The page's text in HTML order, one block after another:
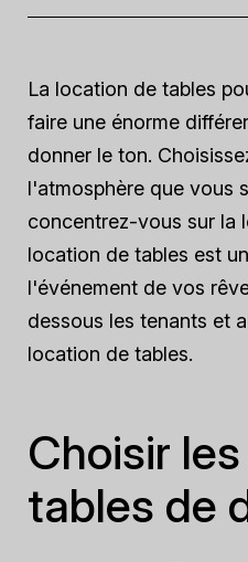
La location de tables
faire une énorme
donner le ton.
l'atmosphère que vous
concentrez-vous sur la
location de tables est
l'événement de vos
dessous les tenants et
location de tables.
Choisir
tables de